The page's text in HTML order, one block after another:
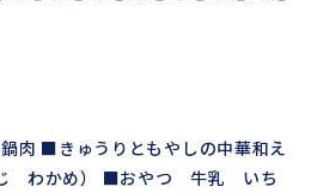
肉 ■きゅうりともやしの中華和え
わかめ） ■おやつ 牛乳 いち